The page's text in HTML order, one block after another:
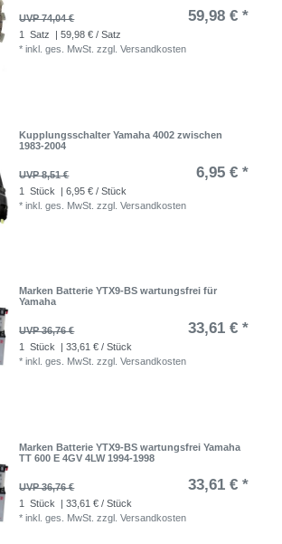
UVP 74,04 € 59,98 € *
1 Satz
| 59,98 € / Satz
*inkl. ges. MwSt. zzgl.Versandkosten
Kupplungsschalter Yamaha 4002 zwischen
1983-2004
UVP 8,51 € 6,95 € *
1 Stück
| 6,95 € / Stück
*inkl. ges. MwSt. zzgl.Versandkosten
Marken Batterie YTX9-BS wartungsfrei für
Yamaha
UVP 36,76 € 33,61 € *
1 Stück
| 33,61 € / Stück
*inkl. ges. MwSt. zzgl.Versandkosten
Marken Batterie YTX9-BS wartungsfrei Yamaha
TT 600 E 4GV 4LW 1994-1998
UVP 36,76 € 33,61 € *
1 Stück
| 33,61 € / Stück
*inkl. ges. MwSt. zzgl.Versandkosten